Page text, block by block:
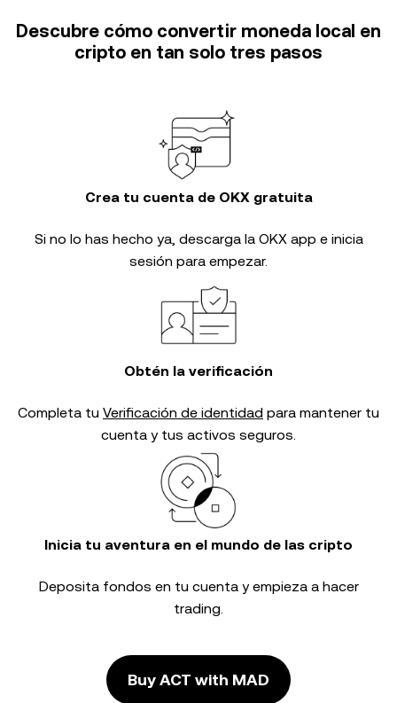
Descubre cómo convertir moneda local en
cripto en tan solo tres pasos
Crea tu cuenta de OKX gratuita
Si no lo has hecho ya, descarga la OKX app e inicia
sesión para empezar.
Obtén la verificación
Completa tu Verificación de identidad para mantener tu
cuenta y tus activos seguros.
Inicia tu aventura en el mundo de las cripto
Deposita fondos en tu cuenta y empieza a hacer
trading.
Buy ACT with MAD